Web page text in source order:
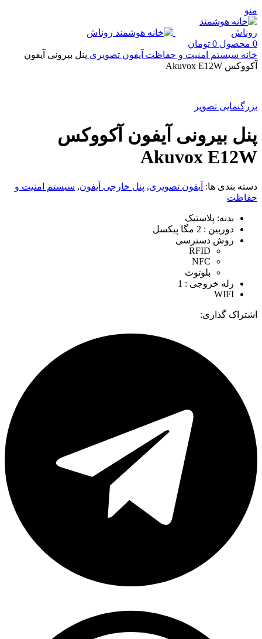
منو
0 محصول 0 تومان
خانه سیستم امنیت و حفاظت آیفون تصویری پنل بیرونی آیفون
آکووکس Akuvox E12W
بزرگنمایی تصویر
پنل بیرونی آیفون آکووکس
Akuvox E12W
دسته بندی ها: آیفون تصویری, پنل خارجی آیفون, سیستم امنیت و
حفاظت
بدنه: پلاستیک
دوربین : 2 مگا پیکسل
روش دسترسی
RFID
NFC
بلوتوث
رله خروجی : 1
WIFI
اشتراک گذاری: